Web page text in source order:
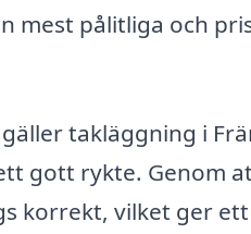
pålitliga och
takläggning i
gott rykte. Genom
korrekt, vilket ger